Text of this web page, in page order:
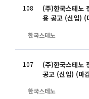
108
(주)한국스테노
용 공고 (신입) (
한국스테노
107
(주)한국스테노
공고 (신입) (마
한국스테노